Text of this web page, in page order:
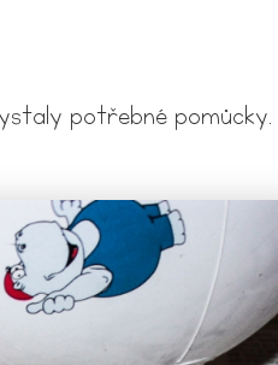
potřebné pomůcky.